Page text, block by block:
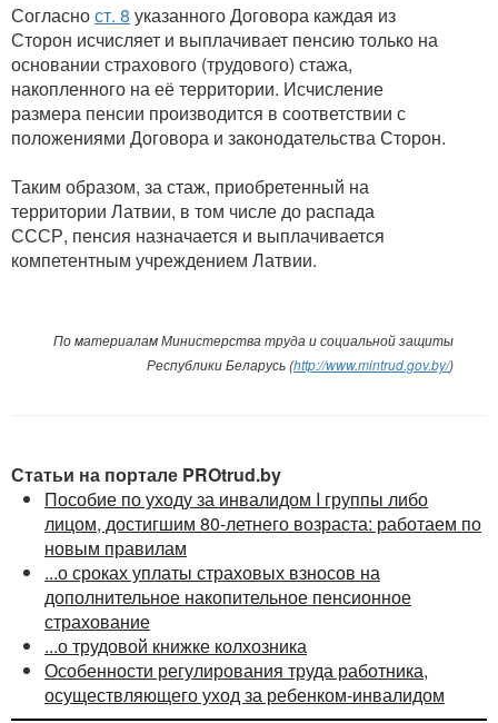
Согласност. 8 указанного Договора каждая из
Сторон исчисляет и выплачивает пенсию только на
основании страхового (трудового) стажа,
накопленного на её территории. Исчисление
размера пенсии производится в соответствии с
положениями Договора и законодательства Сторон.
Таким образом, за стаж, приобретенный на
территории Латвии, в том числе до распада
СССР, пенсия назначается и выплачивается
компетентным учреждением Латвии.
По материалам Министерства труда и социальной защиты
Республики Беларусь (http://www.mintrud.gov.by/)
Статьи на портале PROtrud.by
Пособие по уходу за инвалидом I группы либо
лицом, достигшим 80-летнего возраста: работаем по
новым правилам
...о сроках уплаты страховых взносов на
дополнительное накопительное пенсионное
страхование
...о трудовой книжке колхозника
Особенности регулирования труда работника,
осуществляющего уход за ребенком-инвалидом